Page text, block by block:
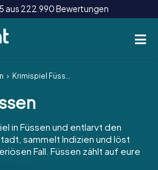
aus 222.990 Bewertungen
Krimispiel Füssen
in Füssen und entlarvt den
sammelt Indizien und löst
Fall. Füssen zählt auf eure